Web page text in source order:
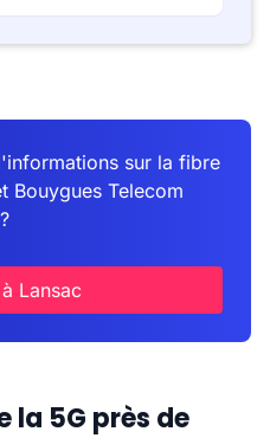
sur la fibre
Bouygues Telecom
Lansac
la 5G près de